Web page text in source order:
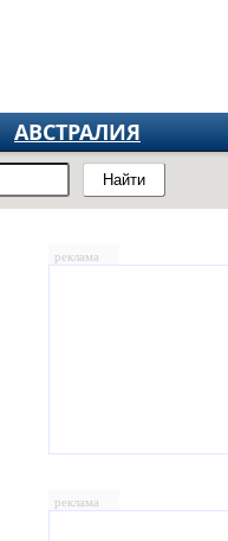
Найти
АВСТРАЛИЯ
реклама
реклама